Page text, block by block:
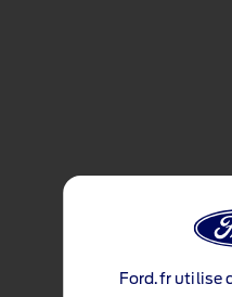
Ford.fr utilise